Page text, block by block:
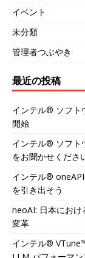
イベント
未分類
管理者つぶやき
最近の投稿
インテル® ソフト
開始
インテル® ソフト
をお聞かせくださ
インテル®
を引き出そう
neoAI: 日本にお
変革
インテル®